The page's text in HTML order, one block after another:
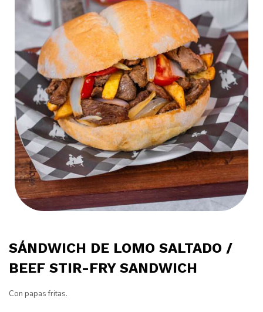
SÁNDWICH DE LOMO SALTADO /
BEEF STIR-FRY SANDWICH
Con papas fritas.